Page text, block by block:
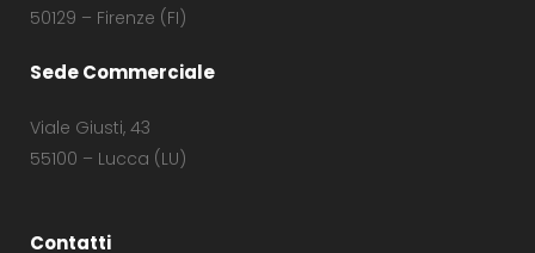
50129 – Firenze (FI)
Sede Commerciale
Viale Giusti, 43
55100 – Lucca (LU)
Contatti